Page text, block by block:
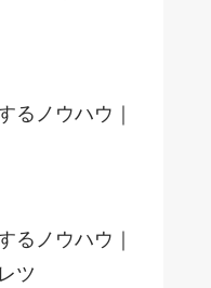
るノウハウ｜
るノウハウ｜
ツ